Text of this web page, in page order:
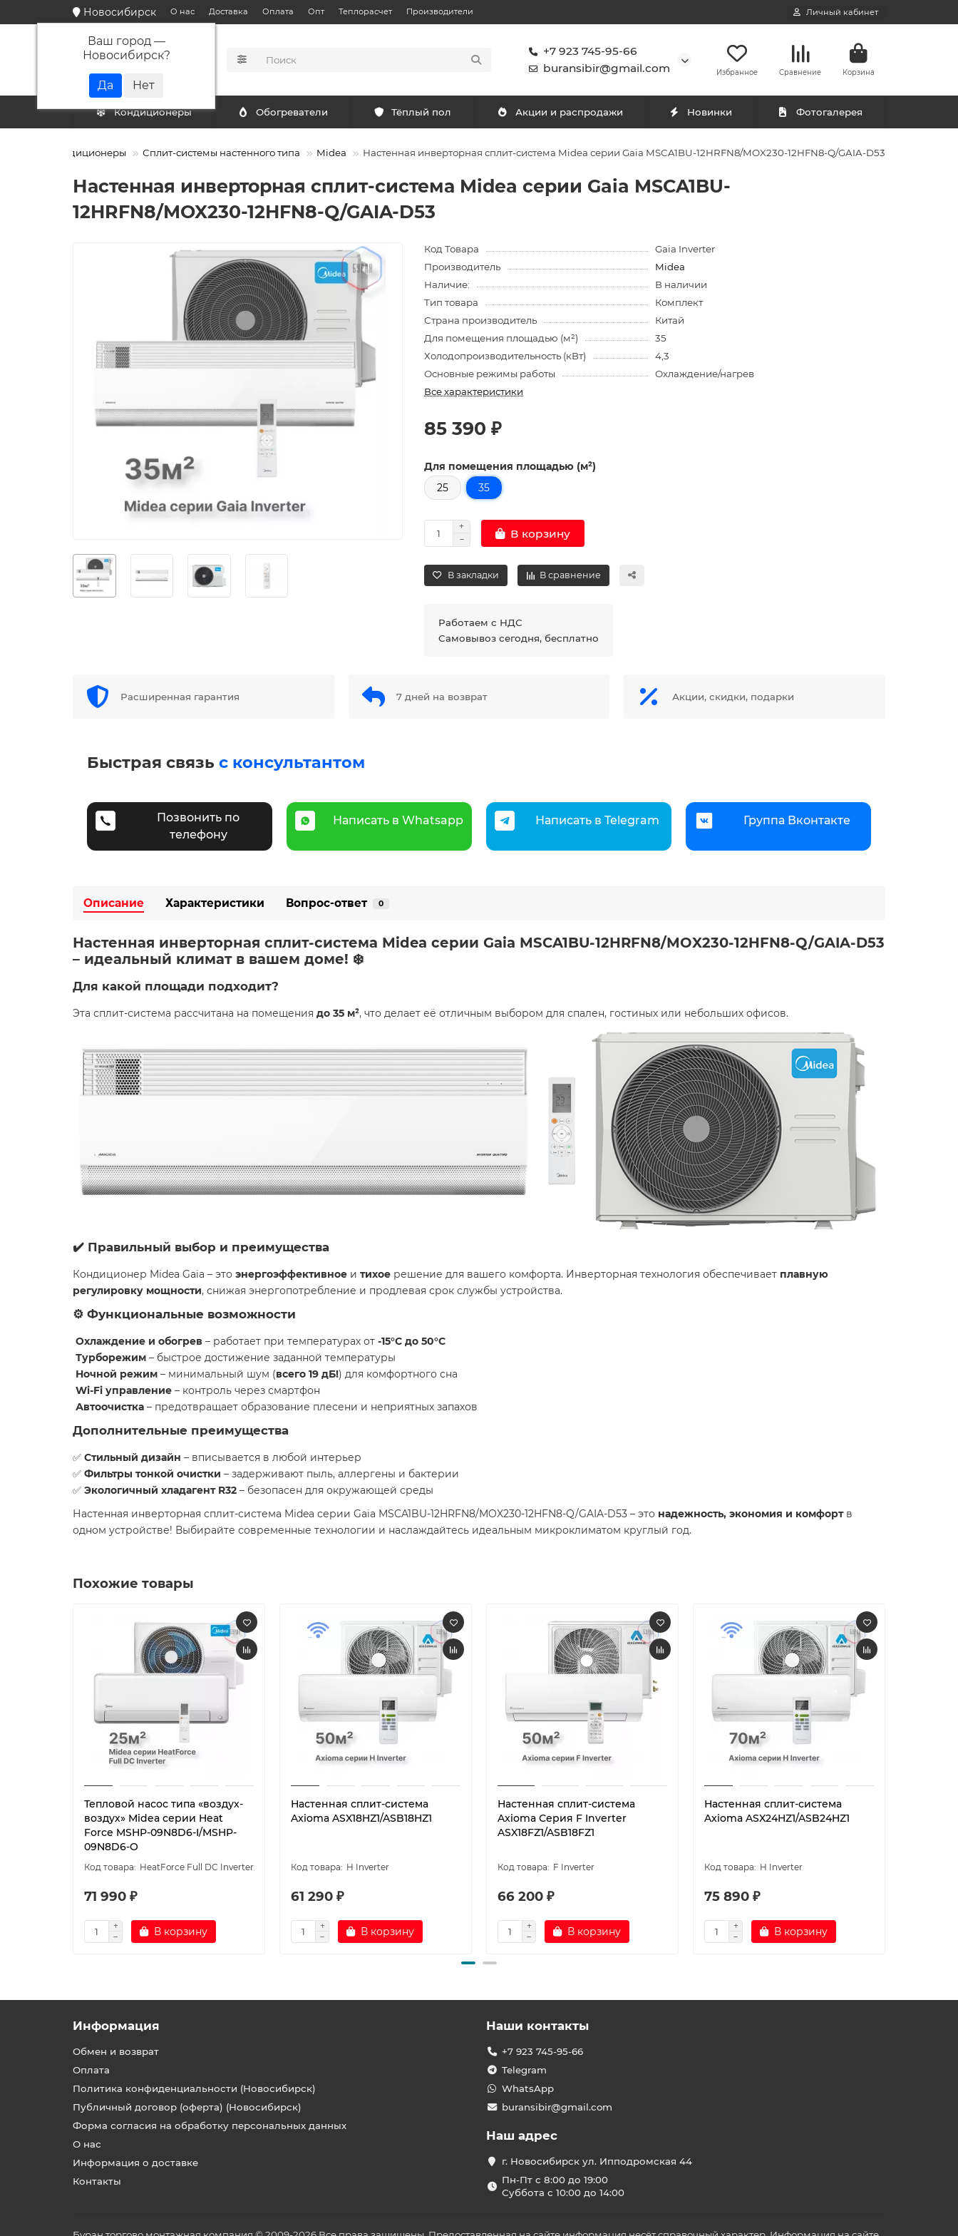
Новосибирск
Ваш город —
Новосибирск?
О нас Доставка Оплата Опт Теплорасчет Производители Личный кабинет
КАТАЛОГ
+7 923 745-95-66
buransibir@gmail.com
Избранное Сравнение Корзина
Кондиционеры Обогреватели Тёплый пол Акции и распродажи Новинки Фотогалерея
Кондиционеры Сплит-системы настенного типа Midea Настенная инверторная сплит-система Midea серии Gaia MSCA1BU-12HRFN8/MOX230-12HFN8-Q/GAIA-D53
Настенная инверторная сплит-система Midea серии Gaia MSCA1BU-
12HRFN8/MOX230-12HFN8-Q/GAIA-D53
Код Товара
Gaia Inverter
Производитель
Midea
Наличие:
В наличии
Тип товара
Комплект
Страна производитель
Китай
Для помещения площадью (м²)
35
Холодопроизводительность (кВт)
4,3
Основные режимы работы
Охлаждение/нагрев
Все характеристики
85 390 ₽
Для помещения площадью (м²)
25
35
В корзину
В закладки В сравнение
Работаем с НДС
Самовывоз сегодня, бесплатно
Расширенная гарантия 7 дней на возврат Акции, скидки, подарки
Быстрая связь с консультантом
Позвонить по
телефону
Написать в Whatsapp Написать в Telegram Группа Вконтакте
Описание Характеристики Вопрос-ответ 0
Настенная инверторная сплит-система Midea серии Gaia MSCA1BU-12HRFN8/MOX230-12HFN8-Q/GAIA-D53
– идеальный климат в вашем доме! ❄️
Для какой площади подходит?
Эта сплит-система рассчитана на помещения до 35 м², что делает её отличным выбором для спален, гостиных или небольших офисов.
✔️ Правильный выбор и преимущества
Кондиционер Midea Gaia – это энергоэффективное и тихое решение для вашего комфорта. Инверторная технология обеспечивает плавную
регулировку мощности, снижая энергопотребление и продлевая срок службы устройства.
⚙️ Функциональные возможности
Охлаждение и обогрев – работает при температурах от -15°C до 50°C
Турборежим – быстрое достижение заданной температуры
Ночной режим – минимальный шум (всего 19 дБ!) для комфортного сна
Wi-Fi управление – контроль через смартфон
Автоочистка – предотвращает образование плесени и неприятных запахов
Дополнительные преимущества
✅ Стильный дизайн – вписывается в любой интерьер
✅ Фильтры тонкой очистки – задерживают пыль, аллергены и бактерии
✅ Экологичный хладагент R32 – безопасен для окружающей среды
Настенная инверторная сплит-система Midea серии Gaia MSCA1BU-12HRFN8/MOX230-12HFN8-Q/GAIA-D53 – это надежность, экономия и комфортв
одном устройстве! Выбирайте современные технологии и наслаждайтесь идеальным микроклиматом круглый год.
Похожие товары
Тепловой насос типа «воздух-
воздух» Midea серии Heat
Force MSHP-09N8D6-I/MSHP-
09N8D6-O
HeatForce Full DC Inverter
71 990 ₽
В корзину
Настенная сплит-система
Axioma ASX18HZ1/ASB18HZ1
H Inverter
61 290 ₽
В корзину
Настенная сплит-система
Axioma Серия F Inverter
ASX18FZ1/ASB18FZ1
F Inverter
66 200 ₽
В корзину
Настенная сплит-система
Axioma ASX24HZ1/ASB24HZ1
H Inverter
75 890 ₽
В корзину
Информация
Обмен и возврат
Оплата
Политика конфиденциальности (Новосибирск)
Публичный договор (оферта) (Новосибирск)
Форма согласия на обработку персональных данных
О нас
Информация о доставке
Контакты
Наши контакты
+7 923 745-95-66
Telegram
WhatsApp
buransibir@gmail.com
Наш адрес
г. Новосибирск ул. Ипподромская 44
Пн-Пт с 8:00 до 19:00
Суббота с 10:00 до 14:00